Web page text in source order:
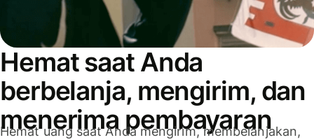
Hemat saat Anda
berbelanja, mengirim, dan
menerima pembayaran
Hemat uang saat Anda mengirim, membelanjakan,